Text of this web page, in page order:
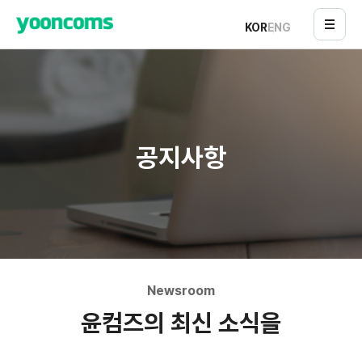
KORENG
공지사항
Newsroom
윤컴즈의 최신 소식을